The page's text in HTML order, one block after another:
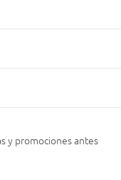
y promociones antes